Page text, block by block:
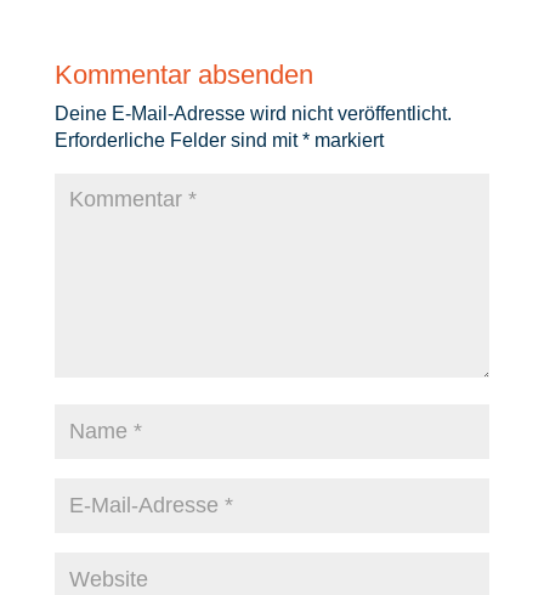
Kommentar absenden
Deine E-Mail-Adresse wird nicht veröffentlicht.
Erforderliche Felder sind mit*markiert